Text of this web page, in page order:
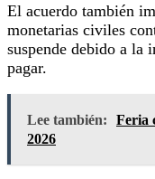
El acuerdo también
monetarias civiles
suspende debido a la
pagar.
Lee también:
Feria
2026